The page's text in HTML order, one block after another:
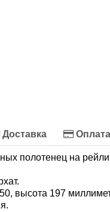
Доставка Оплата
полотенец на
высота 197